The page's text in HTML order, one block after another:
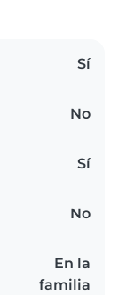
Sí
No
Sí
No
En la
familia